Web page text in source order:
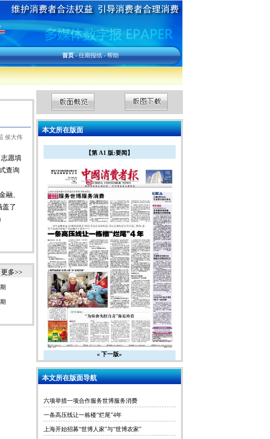
首页-往期报纸-帮助
侯大伟
愿填
查询
融、
盖了
更多>>
本文所在版面
【第 A1 版:要闻】
« 下一版»
本文所在版面导航
六项举措一项合作服务世博服务消费
一条高压线让一栋楼“烂尾”4年
上海开始招募“世博人家”与“世博农家”